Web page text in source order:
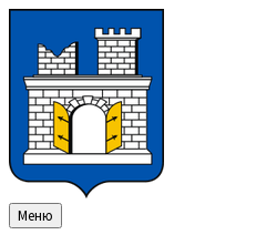
змісту
ліву
бічну
панель
праву
бічну
панель
нижнього
колонтитула
Меню